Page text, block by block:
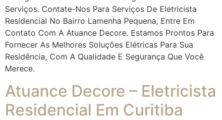
Serviços. Contate-Nos Para Serviços De Eletricista
Residencial No Bairro Lamenha Pequena, Entre Em
Contato Com A Atuance Decore. Estamos Prontos Para
Fornecer As Melhores Soluções Elétricas Para Sua
Residência, Com A Qualidade E Segurança Que Você
Merece.
Atuance Decore – Eletricista
Residencial Em Curitiba